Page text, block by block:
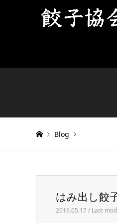
Blog
はみ出し餃子-餃子協会画
はみ出し餃
2016.05.17 / Last